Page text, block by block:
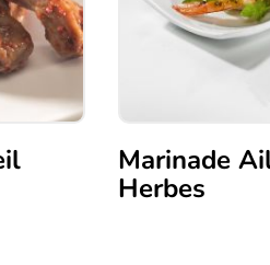
Marinade
Herbes